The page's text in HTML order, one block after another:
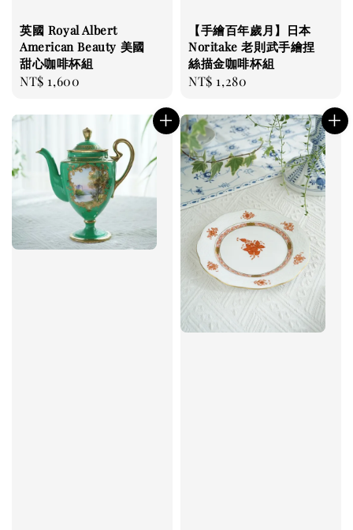
英國 Royal Albert
American Beauty 美國
甜心咖啡杯組
Regular
NT$ 1,600
【手繪百年歲月】日本
Noritake 老則武手繪捏
絲描金咖啡杯組
Regular
NT$ 1,280